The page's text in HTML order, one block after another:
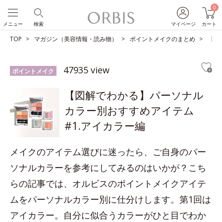
マイページ
0
カート
検索
メニュー
TOP マガジン（美容情報・読み物） ポイントメイクのまとめ 【
ポイントメイク 47935 view
【図解でわかる】パーソナル
カラー別おすすめアイテム
#1.アイカラー編
メイクのアイテム選びに迷ったら、ご自身のパー
ソナルカラーを参考にしてみるのはいかが？こち
らの記事では、オルビスのポイントメイクアイテ
ムをパーソナルカラー別に仕分けします。第1回は
アイカラー。自分に似合うカラーがひと目でわか